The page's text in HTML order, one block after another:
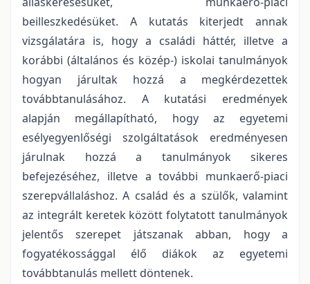
beilleszkedésüket. A kutatás kiterjedt annak
vizsgálatára is, hogy a családi háttér, illetve a
korábbi (általános és közép-) iskolai tanulmányok
hogyan járultak hozzá a megkérdezettek
továbbtanulásához.­ A kutatási eredmények
alapján megállapítható, hogy az egyetemi
esélyegyenlőségi szolgáltatások eredményesen
járulnak hozzá a tanulmányok sikeres
befejezéséhez, illetve a további munkaerő-piaci
szerepvállaláshoz. A család és a szülők, valamint
az integrált keretek között folytatott tanulmányok
jelentős szerepet játszanak abban, hogy a
fogyatékossággal élő diákok az egyetemi
továbbtanulás mellett döntenek.